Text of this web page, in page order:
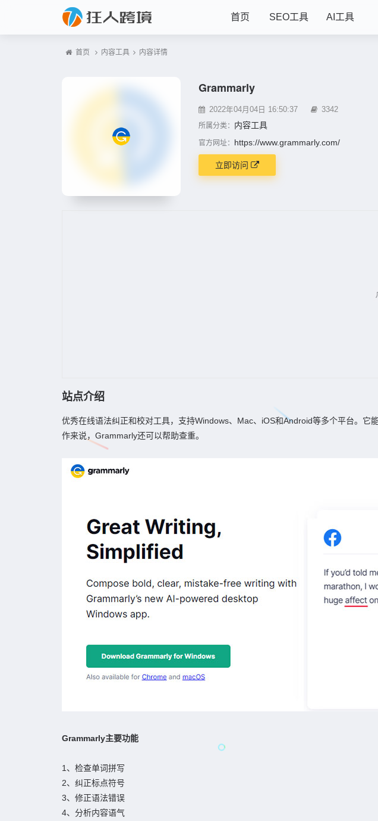
首页 SEO工具 AI工具
首页 内容工具 内容详情
Grammarly
2022年04月04日 16:50:37
3342
所属分类： 内容工具
官方网址： https://www.grammarly.com/
立即访问
站点介绍
优秀在线语法纠正和校对工具，支持Windows、Mac、iOS和Android等多个平台。
作来说，Grammarly还可以帮助查重。
Grammarly主要功能
1、检查单词拼写
2、纠正标点符号
3、修正语法错误
4、分析内容语气